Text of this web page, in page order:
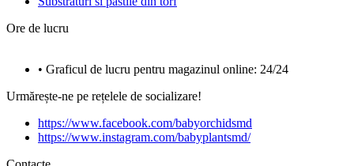
Ore de lucru
• Graficul de lucru pentru magazinul online: 24/24
Urmărește-ne pe rețelele de socializare!
https://www.facebook.com/babyorchidsmd
https://www.instagram.com/babyplantsmd/